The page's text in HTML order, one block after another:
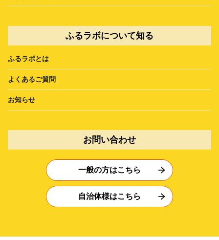
ふるラボについて知る
ふるラボとは
よくあるご質問
お知らせ
お問い合わせ
一般の方はこちら
自治体様はこちら